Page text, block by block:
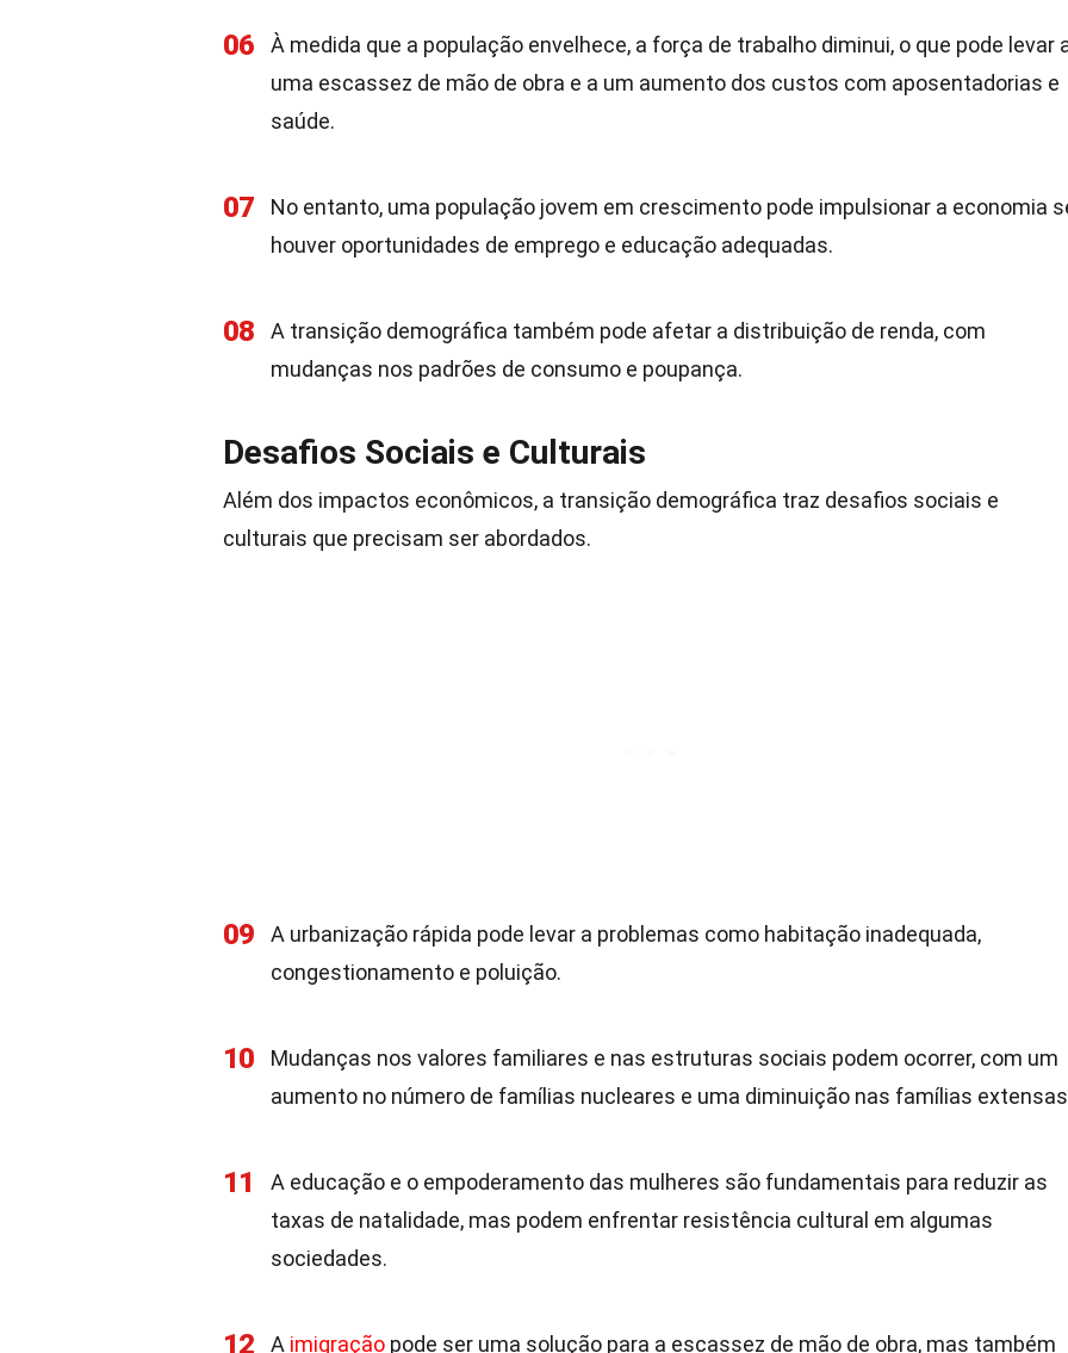
06
À medida que a população envelhece, a força de trabalho diminui, o que pode levar
uma escassez de mão de obra e a um aumento dos custos com aposentadorias e
saúde.
07
No entanto, uma população jovem em crescimento pode impulsionar a economia
houver oportunidades de emprego e educação adequadas.
08
A transição demográfica também pode afetar a distribuição de renda, com
mudanças nos padrões de consumo e poupança.
Desafios Sociais e Culturais
Além dos impactos econômicos, a transição demográfica traz desafios sociais e
culturais que precisam ser abordados.
09
A urbanização rápida pode levar a problemas como habitação inadequada,
congestionamento e poluição.
10
Mudanças nos valores familiares e nas estruturas sociais podem ocorrer, com um
aumento no número de famílias nucleares e uma diminuição nas famílias
11
A educação e o empoderamento das mulheres são fundamentais para reduzir as
taxas de natalidade, mas podem enfrentar resistência cultural em algumas
sociedades.
12 A imigração pode ser uma solução para a escassez de mão de obra, mas também